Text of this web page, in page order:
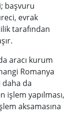
başvuru
evrak
tarafından
aracı kurum
Romanya
da
işlem yapılması,
aksamasına